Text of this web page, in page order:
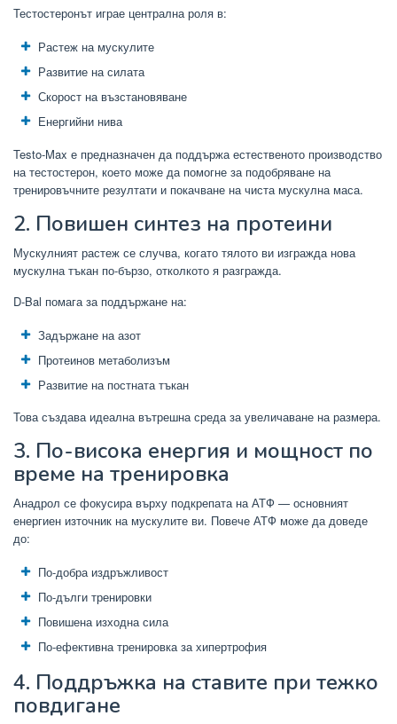
Тестостеронът играе централна роля в:
Растеж на мускулите
Развитие на силата
Скорост на възстановяване
Енергийни нива
Testo-Max е предназначен да поддържа естественото производство
на тестостерон, което може да помогне за подобряване на
тренировъчните резултати и покачване на чиста мускулна маса.
2. Повишен синтез на протеини
Мускулният растеж се случва, когато тялото ви изгражда нова
мускулна тъкан по-бързо, отколкото я разгражда.
D-Bal помага за поддържане на:
Задържане на азот
Протеинов метаболизъм
Развитие на постната тъкан
Това създава идеална вътрешна среда за увеличаване на размера.
3. По-висока енергия и мощност по
време на тренировка
Анадрол се фокусира върху подкрепата на АТФ — основният
енергиен източник на мускулите ви. Повече АТФ може да доведе
до:
По-добра издръжливост
По-дълги тренировки
Повишена изходна сила
По-ефективна тренировка за хипертрофия
4. Поддръжка на ставите при тежко
повдигане